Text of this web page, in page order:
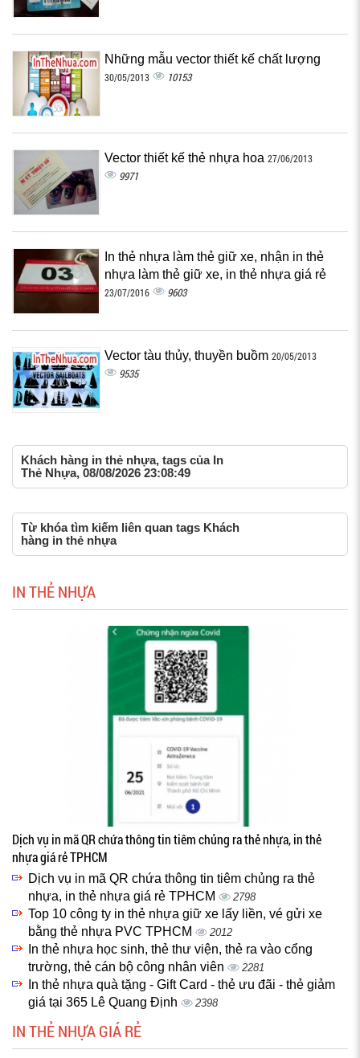
Những mẫu vector thiết kế chất lượng
30/05/2013 10153
Vector thiết kế thẻ nhựa hoa 27/06/2013
9971
In thẻ nhựa làm thẻ giữ xe, nhận in thẻ
nhựa làm thẻ giữ xe, in thẻ nhựa giá rẻ
23/07/2016 9603
Vector tàu thủy, thuyền buồm 20/05/2013
9535
Khách hàng in thẻ nhựa, tags của In
Thẻ Nhựa, 08/08/2026 23:08:49
Từ khóa tìm kiếm liên quan tags Khách
hàng in thẻ nhựa
IN THẺ NHỰA
Dịch vụ in mã QR chứa thông tin tiêm chủng ra thẻ nhựa, in thẻ
nhựa giá rẻ TPHCM
Dịch vụ in mã QR chứa thông tin tiêm chủng ra thẻ
nhựa, in thẻ nhựa giá rẻ TPHCM
2798
Top 10 công ty in thẻ nhựa giữ xe lấy liền, vé gửi xe
bằng thẻ nhựa PVC TPHCM
2012
In thẻ nhựa học sinh, thẻ thư viện, thẻ ra vào cổng
trường, thẻ cán bộ công nhân viên
2281
In thẻ nhựa quà tặng - Gift Card - thẻ ưu đãi - thẻ giảm
giá tại 365 Lê Quang Định
2398
IN THẺ NHỰA GIÁ RẺ